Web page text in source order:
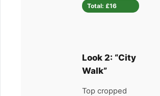
Total: £16
Look 2: “City
Walk”
Top cropped